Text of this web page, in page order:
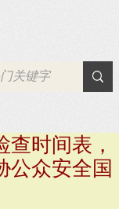
时间表，
公众安全国